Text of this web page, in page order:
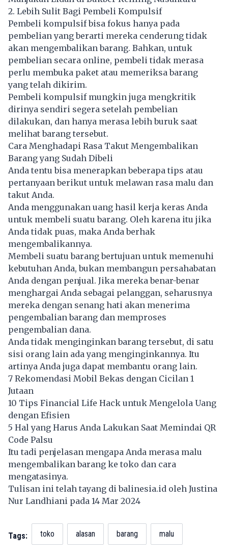
2. Lebih Sulit Bagi Pembeli Kompulsif
Pembeli kompulsif bisa fokus hanya pada
pembelian yang berarti mereka cenderung tidak
akan mengembalikan barang. Bahkan, untuk
pembelian secara online, pembeli tidak merasa
perlu membuka paket atau memeriksa barang
yang telah dikirim.
Pembeli kompulsif mungkin juga mengkritik
dirinya sendiri segera setelah pembelian
dilakukan, dan hanya merasa lebih buruk saat
melihat barang tersebut.
Cara Menghadapi Rasa Takut Mengembalikan
Barang yang Sudah Dibeli
Anda tentu bisa menerapkan beberapa tips atau
pertanyaan berikut untuk melawan rasa malu dan
takut Anda.
Anda menggunakan uang hasil kerja keras Anda
untuk membeli suatu barang. Oleh karena itu jika
Anda tidak puas, maka Anda berhak
mengembalikannya.
Membeli suatu barang bertujuan untuk memenuhi
kebutuhan Anda, bukan membangun persahabatan
Anda dengan penjual. Jika mereka benar-benar
menghargai Anda sebagai pelanggan, seharusnya
mereka dengan senang hati akan menerima
pengembalian barang dan memproses
pengembalian dana.
Anda tidak menginginkan barang tersebut, di satu
sisi orang lain ada yang menginginkannya. Itu
artinya Anda juga dapat membantu orang lain.
7 Rekomendasi Mobil Bekas dengan Cicilan 1
Jutaan
10 Tips Financial Life Hack untuk Mengelola Uang
dengan Efisien
5 Hal yang Harus Anda Lakukan Saat Memindai QR
Code Palsu
Itu tadi penjelasan mengapa Anda merasa malu
mengembalikan barang ke toko dan cara
mengatasinya.
Tulisan ini telah tayang dibalinesia.id oleh Justina
Nur Landhiani pada 14 Mar 2024
Tags: toko alasan barang malu